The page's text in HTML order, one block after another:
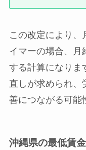
この改定により、
イマーの場合、月
する計算になりま
直しが求められ、
善につながる可能
沖縄県の最低賃